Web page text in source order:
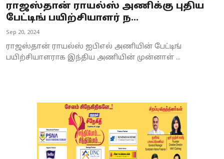
Astrology
Spirituality
Weather
ராஜஸ்தான் ராயல்ஸ் அணிக்கு புதிய
பேட்டிங் பயிற்சியாளர் ந...
Sep 20, 2024
ராஜஸ்தான் ராயல்ஸ் ஐபிஎல் அணியின் பேட்டிங்
பயிற்சியாளராக இந்திய அணியின் முன்னாள் ...